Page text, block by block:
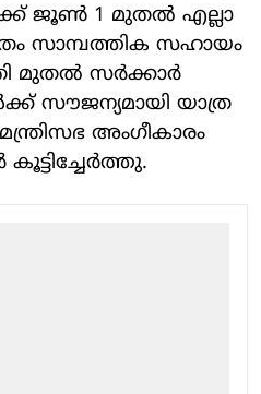
ജൂണ്‍ 1 മുതല്‍ എല്ലാ
സാമ്പത്തിക സഹായം
മുതല്‍ സര്‍ക്കാര്‍
സൗജന്യമായി യാത്ര
അംഗീകാരം